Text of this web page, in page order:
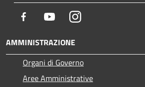
Facebook YoutubeInstagram
AMMINISTRAZIONE
Organi di Governo
Aree Amministrative